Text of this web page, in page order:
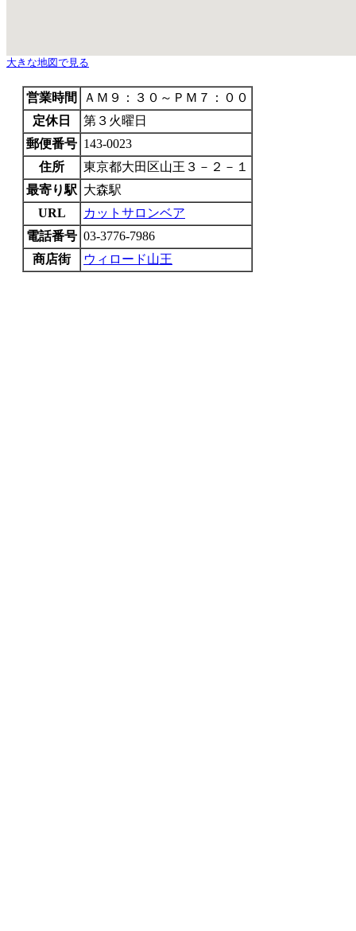
大きな地図で見る
営業時間
ＡＭ９：３０～ＰＭ７：００
定休日
第３火曜日
郵便番号 143-0023
住所
東京都大田区山王３－２－１
最寄り駅 大森駅
URL
カットサロンベア
電話番号 03-3776-7986
商店街
ウィロード山王